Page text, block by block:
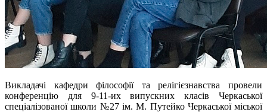
Викладачі кафедри філософії та релігієзнавства провели
конференцію для9-11-их випускних класівЧеркаської
спеціалізованої школи №27 ім. М. Путейко Черкаської міської